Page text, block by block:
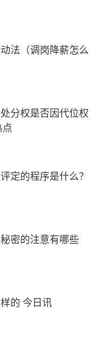
法（调岗降薪怎么
分权是否因代位权
点
定的程序是什么？
密的注意有哪些
的 今日讯